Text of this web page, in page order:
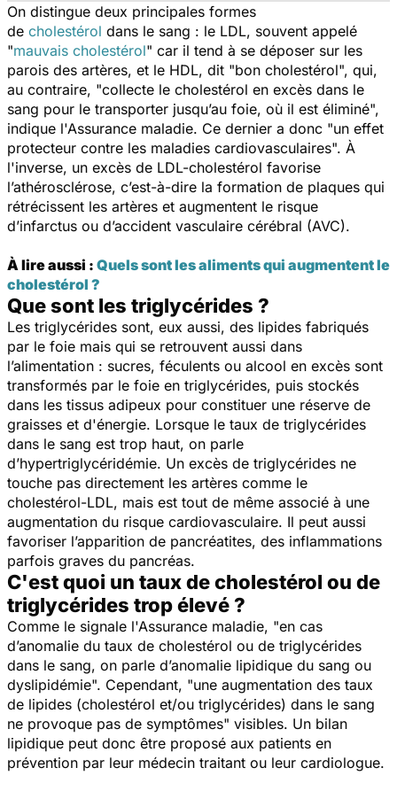
On distingue deux principales formes
de cholestérol dans le sang : le LDL, souvent appelé
"mauvais cholestérol" car il tend à se déposer sur les
parois des artères, et le HDL, dit "bon cholestérol", qui,
au contraire, "collecte le cholestérol en excès dans le
sang pour le transporter jusqu’au foie, où il est éliminé",
indique l'Assurance maladie. Ce dernier a donc "un effet
protecteur contre les maladies cardiovasculaires". À
l'inverse, un excès de LDL-cholestérol favorise
l’athérosclérose, c’est-à-dire la formation de plaques qui
rétrécissent les artères et augmentent le risque
d’infarctus ou d’accident vasculaire cérébral (AVC).
À lire aussi : Quels sont les aliments qui augmentent le
cholestérol ?
Que sont les triglycérides ?
Les triglycérides sont, eux aussi, des lipides fabriqués
par le foie mais qui se retrouvent aussi dans
l’alimentation : sucres, féculents ou alcool en excès sont
transformés par le foie en triglycérides, puis stockés
dans les tissus adipeux pour constituer une réserve de
graisses et d'énergie. Lorsque le taux de triglycérides
dans le sang est trop haut, on parle
d’hypertriglycéridémie. Un excès de triglycérides ne
touche pas directement les artères comme le
cholestérol-LDL, mais est tout de même associé à une
augmentation du risque cardiovasculaire. Il peut aussi
favoriser l’apparition de pancréatites, des inflammations
parfois graves du pancréas.
C'est quoi un taux de cholestérol ou de
triglycérides trop élevé ?
Comme le signale l'Assurance maladie, "en cas
d’anomalie du taux de cholestérol ou de triglycérides
dans le sang, on parle d’anomalie lipidique du sang ou
dyslipidémie". Cependant, "une augmentation des taux
de lipides (cholestérol et/ou triglycérides) dans le sang
ne provoque pas de symptômes" visibles. Un bilan
lipidique peut donc être proposé aux patients en
prévention par leur médecin traitant ou leur cardiologue.